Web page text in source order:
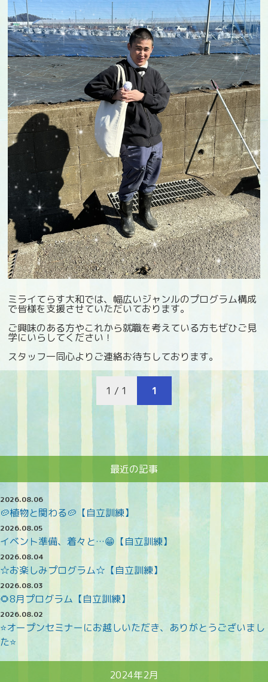
ミライてらす大和では、幅広いジャンルのプログラム構成
で皆様を支援させていただいております。
ご興味のある方やこれから就職を考えている方もぜひご見
学にいらしてください！
スタッフ一同心よりご連絡お待ちしております。
1 / 1 1
最近の記事
2026.08.06
🥔植物と関わる🥔【自立訓練】
2026.08.05
イベント準備、着々と…😁【自立訓練】
2026.08.04
☆お楽しみプログラム☆【自立訓練】
2026.08.03
🌻8月プログラム【自立訓練】
2026.08.02
⭐オープンセミナーにお越しいただき、ありがとうございまし
た⭐
2024年2月